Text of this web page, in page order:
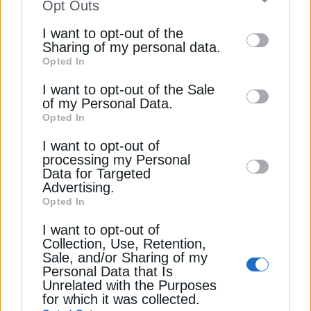
information by third parties on the IAB’s list
of downstream participants. This
information may also be disclosed by us to
third parties on theIAB’s List of
Downstream Participants
disclose it to other third parties.
Opt Outs
I want to opt-out of the
Sharing of my personal data.
Opted In
I want to opt-out of the Sale
of my Personal Data.
Opted In
I want to opt-out of
processing my Personal
Data for Targeted
Advertising.
Opted In
I want to opt-out of
Collection, Use, Retention,
Sale, and/or Sharing of my
Personal Data that Is
Unrelated with the Purposes
for which it was collected.
ΦΥΣΙΚΟ ΑΕΡΙΟ
Πού σκοντάφτει η ιδιωτικοποίηση της
Uniper
6 Νοεμβρίου 2024
ΠΕΤΡΕΛΑΙΟ